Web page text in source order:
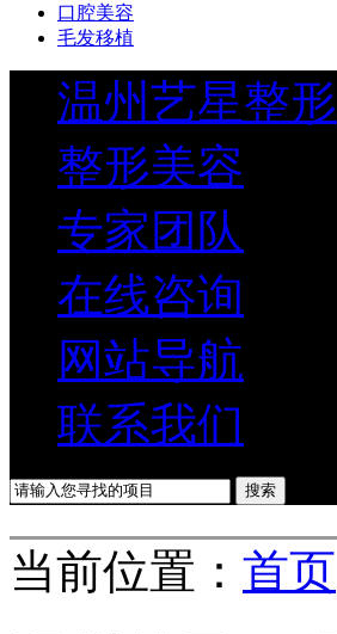
口腔美容
毛发移植
温州艺星整形
整形美容
专家团队
在线咨询
网站导航
联系我们
当前位置： 首页